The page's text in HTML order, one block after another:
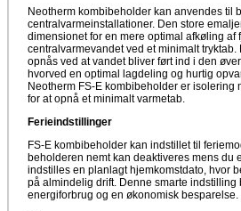
Neotherm kombibeholder kan anvendes til
centralvarmeinstallationer. Den store
dimensionet for en mere optimal afkøling af
centralvarmevandet ved et minimalt
opnås ved at vandet bliver ført ind i den
hvorved en optimal lagdeling og hurtig
Neotherm FS-E kombibeholder er isolering
for at opnå et minimalt varmetab.
Ferieindstillinger
FS-E kombibeholder kan indstillet til
beholderen nemt kan deaktiveres mens du
indstilles en planlagt hjemkomstdato, hvor
på almindelig drift. Denne smarte indstilling
energiforbrug og en økonomisk besparelse.